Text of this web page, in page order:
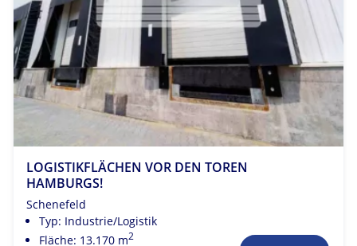
LOGISTIKFLÄCHEN VOR DEN TOREN
HAMBURGS!
Schenefeld
Typ: Industrie/Logistik
Fläche: 13.170 m2